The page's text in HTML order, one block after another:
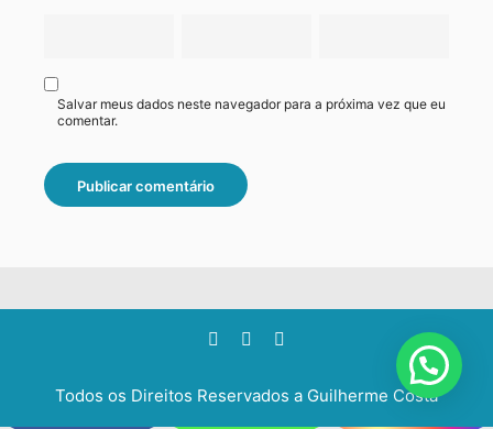
Salvar meus dados neste navegador para a próxima vez que eu
comentar.
Todos os Direitos Reservados a Guilherme Costa